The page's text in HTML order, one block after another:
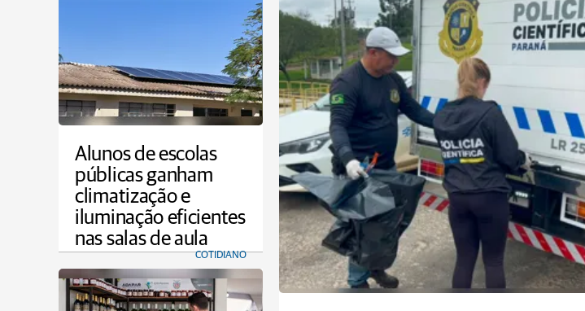
Alunos de escolas
públicas ganham
climatização e
iluminação eficientes
nas salas de aula
COTIDIANO